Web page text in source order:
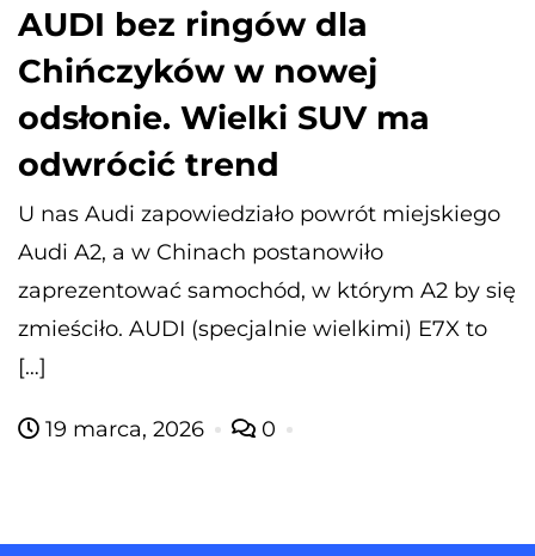
AUDI bez ringów dla
Chińczyków w nowej
odsłonie. Wielki SUV ma
odwrócić trend
U nas Audi zapowiedziało powrót miejskiego
Audi A2, a w Chinach postanowiło
zaprezentować samochód, w którym A2 by się
zmieściło. AUDI (specjalnie wielkimi) E7X to
[…]
19 marca, 2026 0